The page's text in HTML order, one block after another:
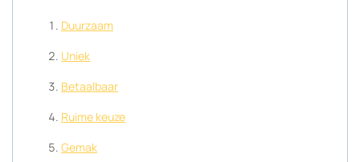
Duurzaam
Uniek
Betaalbaar
Ruime keuze
Gemak